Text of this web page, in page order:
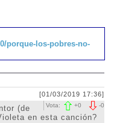
porque-los-pobres-no-
[01/03/2019 17:36]
-0
Vota: +0
(de
en esta canción?